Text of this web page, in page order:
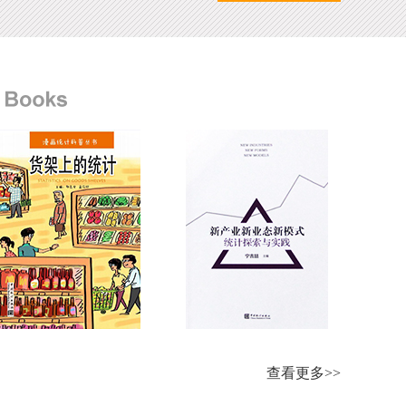
查看更多>>